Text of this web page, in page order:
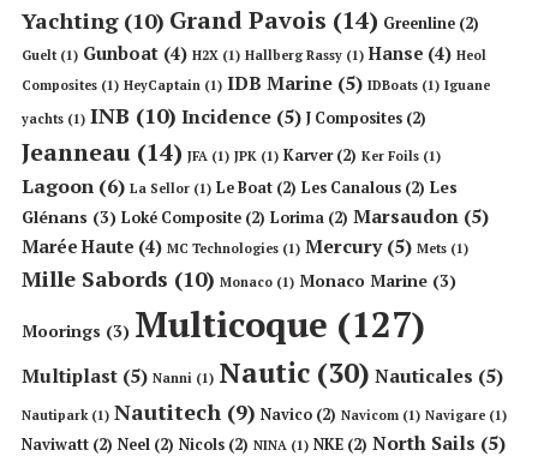
Yachting(10) Grand Pavois (14) Greenline (2)
Guelt (1) Gunboat (4) H2X (1) Hallberg Rassy (1) Hanse (4) Heol
Composites (1) HeyCaptain (1) IDB Marine (5) IDBoats (1) Iguane
yachts (1) INB (10) Incidence (5) J Composites (2)
Jeanneau (14) JFA (1) JPK (1) Karver(2) Ker Foils (1)
Lagoon (6) La Sellor (1) Le Boat (2) Les Canalous (2) Les
Glénans (3) Loké Composite (2) Lorima (2) Marsaudon (5)
Marée Haute (4) MC Technologies (1) Mercury(5) Mets (1)
Mille Sabords (10) Monaco (1) Monaco Marine (3)
Moorings (3) Multicoque (127)
Multiplast (5) Nanni (1) Nautic (30) Nauticales (5)
Nautipark (1) Nautitech (9) Navico (2) Navicom (1) Navigare (1)
Naviwatt (2) Neel (2) Nicols (2) NINA (1) NKE (2) North Sails (5)